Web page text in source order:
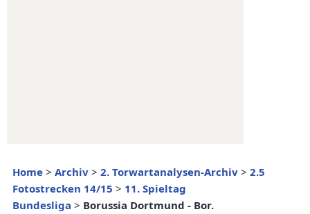
Home > Archiv > 2. Torwartanalysen-Archiv > 2.5
Fotostrecken 14/15 > 11. Spieltag
Bundesliga > Borussia Dortmund - Bor.